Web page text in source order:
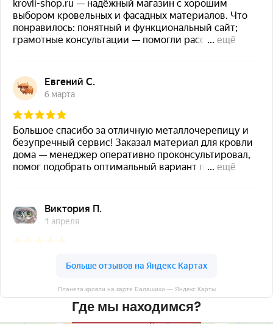
Планета кровли на карте Балашихи — Яндекс Карты
Где мы находимся?